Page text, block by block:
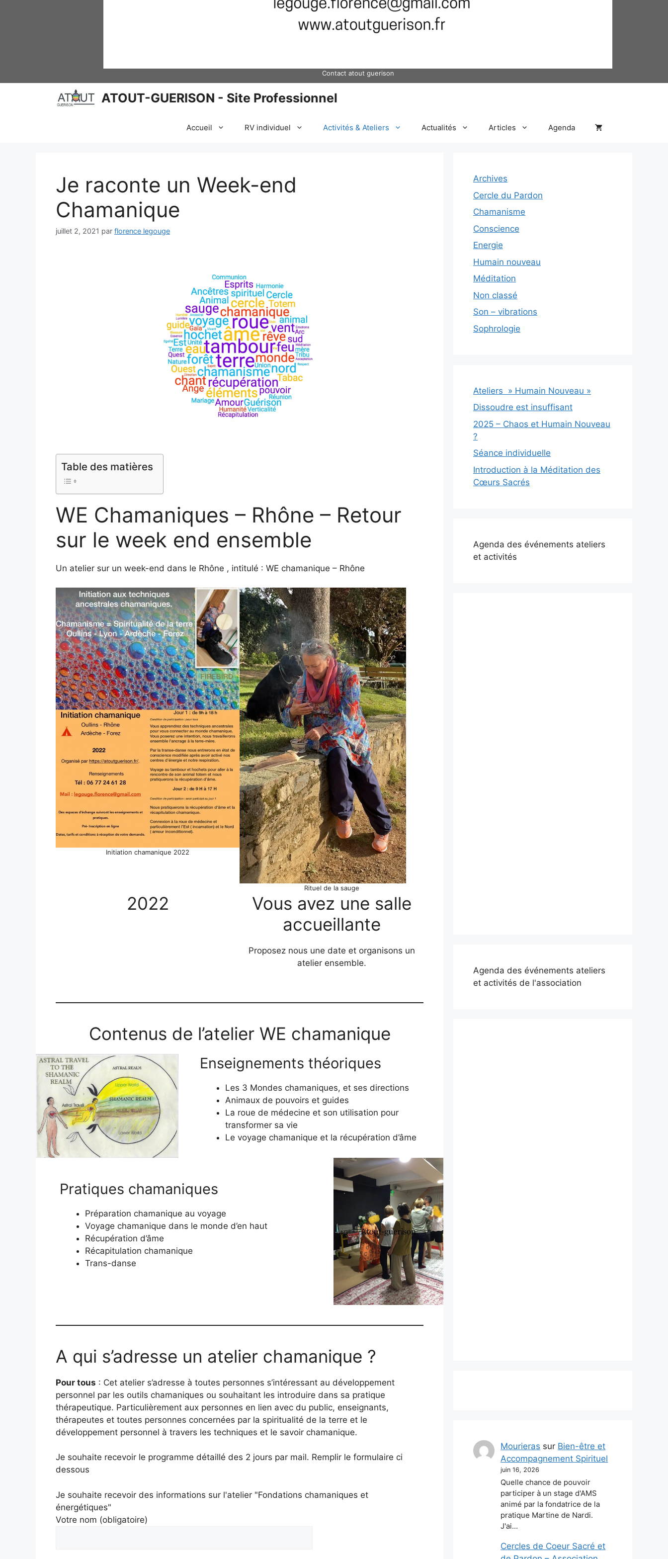
Contact atout guerison
ATOUT-GUERISON - Site Professionnel
Accueil RV individuel Activités & Ateliers Actualités Articles Agenda
Je raconte un Week-end
Chamanique
juillet 2, 2021 par florence legouge
Table des matières
WE Chamaniques – Rhône – Retour
sur le week end ensemble
Un atelier sur un week-end dans le Rhône , intitulé : WE chamanique – Rhône
Initiation chamanique 2022
Rituel de la sauge
2022
Vous avez une salle
accueillante
Proposez nous une date et organisons un
atelier ensemble.
Contenus de l’atelier WE chamanique
Enseignements théoriques
Les 3 Mondes chamaniques, et ses directions
Animaux de pouvoirs et guides
La roue de médecine et son utilisation pour
transformer sa vie
Le voyage chamanique et la récupération d’âme
Pratiques chamaniques
Préparation chamanique au voyage
Voyage chamanique dans le monde d’en haut
Récupération d’âme
Récapitulation chamanique
Trans-danse
A qui s’adresse un atelier chamanique ?
Pour tous : Cet atelier s’adresse à toutes personnes s’intéressant au développement
personnel par les outils chamaniques ou souhaitant les introduire dans sa pratique
thérapeutique. Particulièrement aux personnes en lien avec du public, enseignants,
thérapeutes et toutes personnes concernées par la spiritualité de la terre et le
développement personnel à travers les techniques et le savoir chamanique.
Je souhaite recevoir le programme détaillé des 2 jours par mail. Remplir le formulaire ci
dessous
Je souhaite recevoir des informations sur l'atelier "Fondations chamaniques et
énergétiques"
Votre nom (obligatoire)
Archives
Cercle du Pardon
Chamanisme
Conscience
Energie
Humain nouveau
Méditation
Non classé
Son – vibrations
Sophrologie
Ateliers » Humain Nouveau »
Dissoudre est insuffisant
2025 – Chaos et Humain Nouveau
?
Séance individuelle
Introduction à la Méditation des
Cœurs Sacrés
Agenda des événements ateliers
et activités
Agenda des événements ateliers
et activités de l'association
Mourieras sur Bien-être et
Accompagnement Spirituel
juin 16, 2026
Quelle chance de pouvoir
participer à un stage d'AMS
animé par la fondatrice de la
pratique Martine de Nardi.
J'ai…
Cercles de Coeur Sacré et